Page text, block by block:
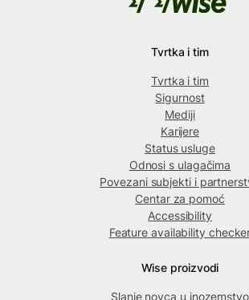
Tvrtka i tim
Tvrtka i tim
Sigurnost
Mediji
Karijere
Status usluge
Odnosi s ulagačima
Povezani subjekti i
Centar za pomoć
Accessibility
Feature availability
Wise proizvodi
Slanje novca u inozemstvo